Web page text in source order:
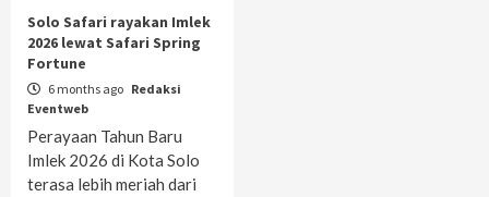
Solo Safari rayakan Imlek
2026 lewat Safari Spring
Fortune
6 months ago Redaksi
Eventweb
Perayaan Tahun Baru
Imlek 2026 di Kota Solo
terasa lebih meriah dari